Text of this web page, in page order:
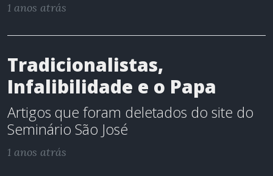
1 anos atrás
Tradicionalistas,
Infalibilidade e o Papa
Artigos que foram deletados do site do
Seminário São José
1 anos atrás